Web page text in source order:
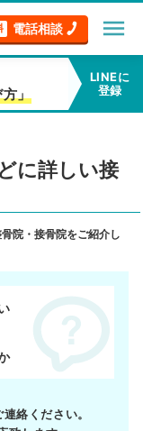
電話相談 menu
」
LINEに
登録
に詳しい接
院・接骨院をご紹介し
連絡ください。